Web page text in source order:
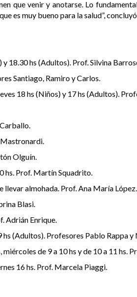
que venir y anotarse. Lo
es muy bueno para la salud”,
18.30 hs (Adultos). Prof. Silvina
Santiago, Ramiro y Carlos.
18 hs (Niños) y 17 hs (Adultos).
Mastronardi.
Olguín.
hs. Prof. Martín Squadrito.
llevar almohada. Prof. Ana María López.
Blasi.
Adrián Enrique.
(Adultos). Profesores Pablo Rappa
de 9 a 10 hs y de 10 a 11 hs.
16 hs. Prof. Marcela Piaggi.